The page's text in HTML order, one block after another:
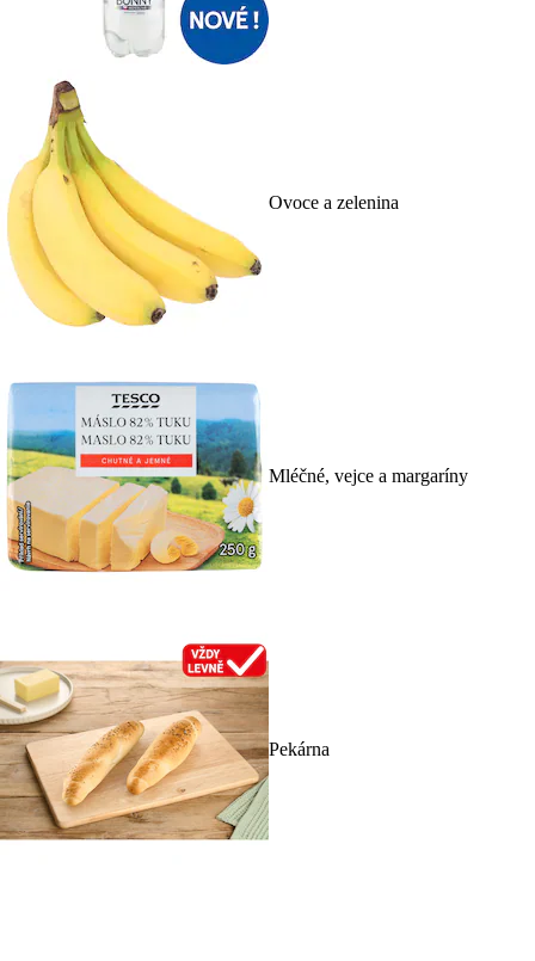
Ovoce a zelenina
Mléčné, vejce a margaríny
Pekárna